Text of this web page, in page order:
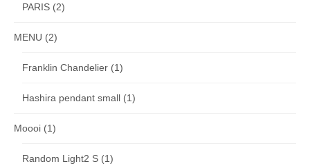
PARIS (2)
MENU (2)
Franklin Chandelier (1)
Hashira pendant small (1)
Moooi (1)
Random Light2 S (1)